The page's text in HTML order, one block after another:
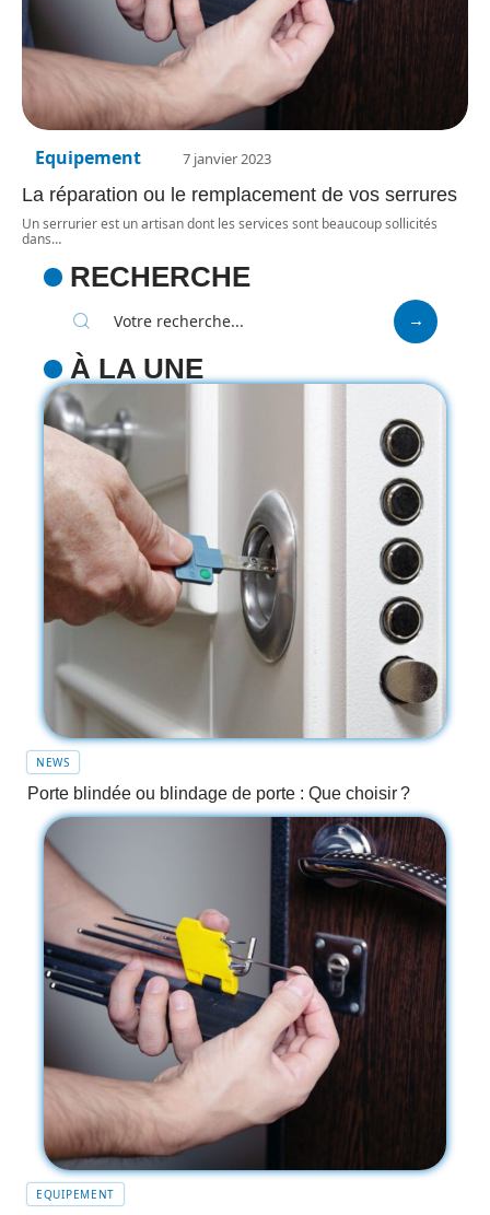
Equipement 7 janvier 2023
La réparation ou le remplacement de vos serrures
Un serrurier est un artisan dont les services sont beaucoup sollicités
dans…
RECHERCHE
À LA UNE
NEWS
Porte blindée ou blindage de porte : Que choisir ?
EQUIPEMENT